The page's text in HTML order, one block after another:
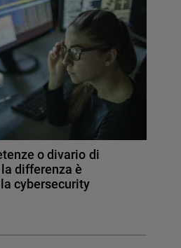
o divario di
differenza è
cybersecurity